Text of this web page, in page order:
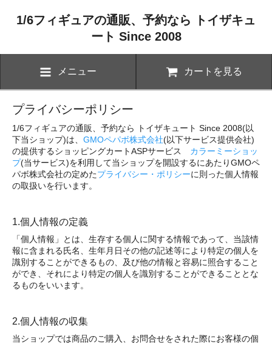
1/6フィギュアの通販、予約なら トイザキュ
ート Since 2008
メニュー カートを見る
プライバシーポリシー
1/6フィギュアの通販、予約なら トイザキュート Since 2008(以
下当ショップ)は、 GMOペパボ株式会社(以下サービス提供会社)
の提供するショッピングカートASPサービス カラーミーショッ
プ(当サービス)を利用して当ショップを開設するにあたりGMOペ
パボ株式会社の定めたプライバシー・ポリシーに則った個人情報
の取扱いを行います。
1.個人情報の定義
「個人情報」とは、生存する個人に関する情報であって、当該情
報に含まれる氏名、生年月日その他の記述等により特定の個人を
識別することができるもの、及び他の情報と容易に照合すること
ができ、それにより特定の個人を識別することができることとな
るものをいいます。
2.個人情報の収集
当ショップでは商品のご購入、お問合せをされた際にお客様の個